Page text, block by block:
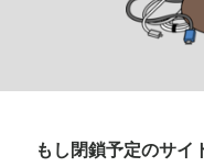
もし閉鎖予定のサイ